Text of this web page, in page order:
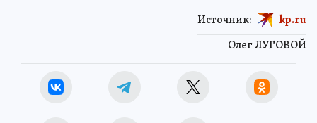
Олег ЛУГОВОЙ
Источник: kp.ru